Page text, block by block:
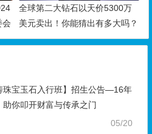
会
全球第二大钻石以天价5300万
美元卖出！你能猜出有多大吗？
珠宝玉石入行班】招生公告—16年
助你叩开财富与传承之门
05/20